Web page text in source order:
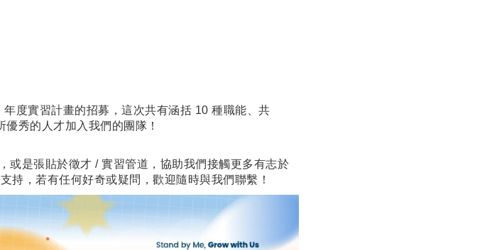
度實習計畫的招募，這次共有涵括 10 種職能、共
秀的人才加入我們的團隊！
或是張貼於徵才 / 實習管道，協助我們接觸更多有志於
持，若有任何好奇或疑問，歡迎隨時與我們聯繫！